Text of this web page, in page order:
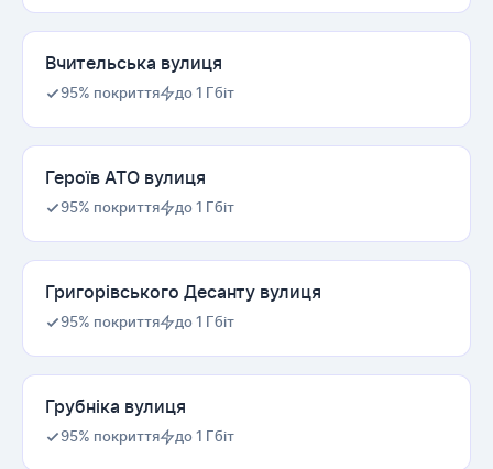
Вчительська вулиця
95% покриття до 1 Гбіт
Героїв АТО вулиця
95% покриття до 1 Гбіт
Григорівського Десанту вулиця
95% покриття до 1 Гбіт
Грубніка вулиця
95% покриття до 1 Гбіт